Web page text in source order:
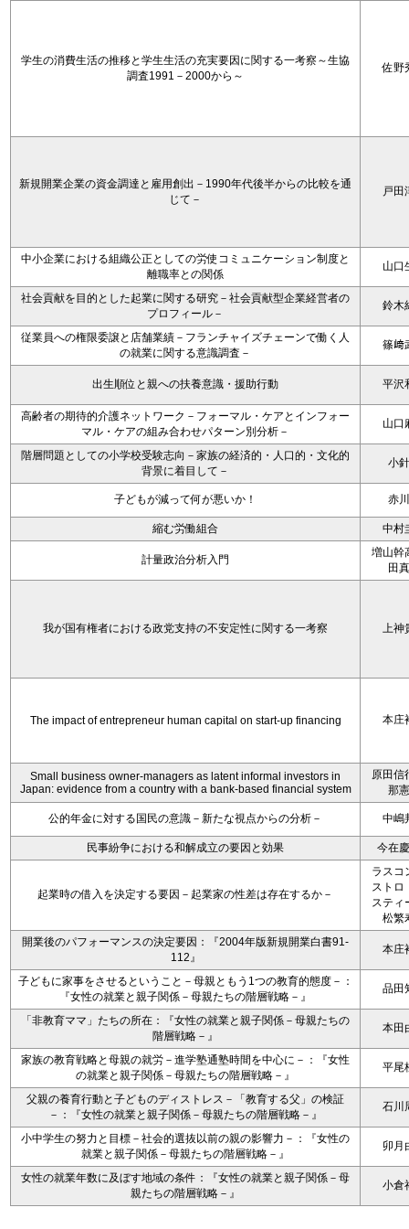
学生の消費生活の推移と学生生活の充実要因に関する一考察～生協
調査1991－2000から～
佐野
新規開業企業の資金調達と雇用創出－1990年代後半からの比較を通
じて－
戸田
中小企業における組織公正としての労使コミュニケーション制度と
離職率との関係
山口
社会貢献を目的とした起業に関する研究－社会貢献型企業経営者の
プロフィール－
鈴木
従業員への権限委譲と店舗業績－フランチャイズチェーンで働く人
の就業に関する意識調査－
篠﨑
出生順位と親への扶養意識・援助行動 平沢
高齢者の期待的介護ネットワーク－フォーマル・ケアとインフォー
マル・ケアの組み合わせパターン別分析－
山口
階層問題としての小学校受験志向－家族の経済的・人口的・文化的
背景に着目して－
小
子どもが減って何が悪いか！ 赤
縮む労働組合 中村
計量政治分析入門
増山幹
田
我が国有権者における政党支持の不安定性に関する一考察 上神
The impact of entrepreneur human capital on start-up financing 本庄
Small business owner-managers as latent informal investors in
Japan: evidence from a country with a bank-based financial system
原田信
那
公的年金に対する国民の意識－新たな視点からの分析－ 中嶋
民事紛争における和解成立の要因と効果 今在
起業時の借入を決定する要因－起業家の性差は存在するか－
ラスコ
ストロ
スティ
松繁
開業後のパフォーマンスの決定要因：『2004年版新規開業白書91-
112』
本庄
子どもに家事をさせるということ－母親ともう1つの教育的態度－：
『女性の就業と親子関係－母親たちの階層戦略－』
品田
「非教育ママ」たちの所在：『女性の就業と親子関係－母親たちの
階層戦略－』
本田
家族の教育戦略と母親の就労－進学塾通塾時間を中心に－：『女性
の就業と親子関係－母親たちの階層戦略－』
平尾
父親の養育行動と子どものディストレス－「教育する父」の検証
－：『女性の就業と親子関係－母親たちの階層戦略－』
石川
小中学生の努力と目標－社会的選抜以前の親の影響力－：『女性の
就業と親子関係－母親たちの階層戦略－』
卯月
女性の就業年数に及ぼす地域の条件：『女性の就業と親子関係－母
親たちの階層戦略－』
小倉